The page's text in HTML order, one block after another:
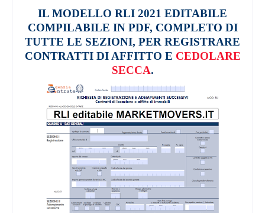
IL MODELLO RLI 2021 EDITABILE
COMPILABILE IN PDF, COMPLETO DI
TUTTE LE SEZIONI, PER REGISTRARE
CONTRATTI DI AFFITTO E CEDOLARE
SECCA.